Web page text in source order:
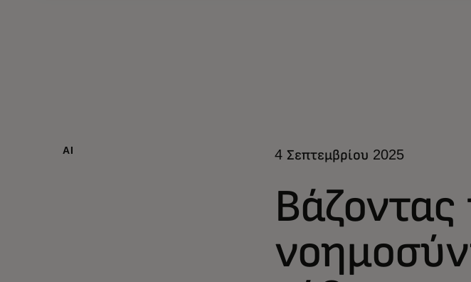
AI 4 Σεπτεμβρίου 2025